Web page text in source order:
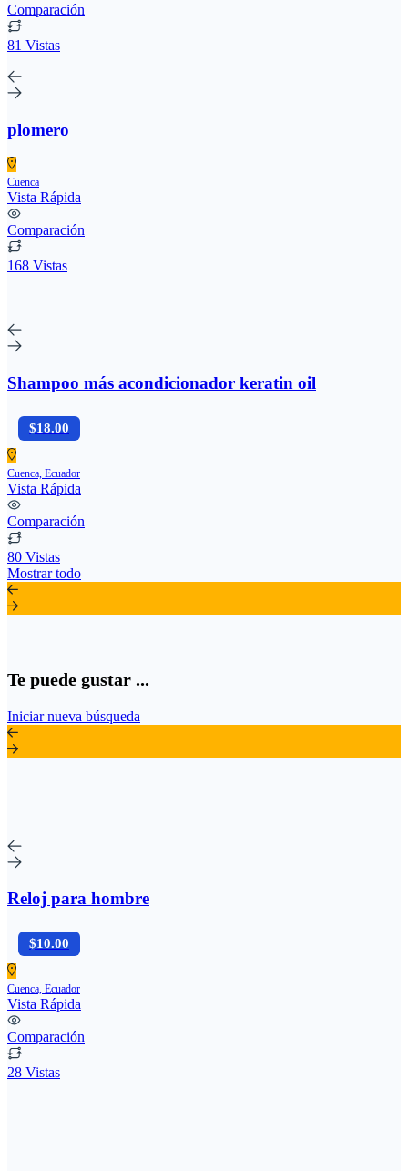
Comparación
81 Vistas
plomero
Cuenca
Vista Rápida
Comparación
168 Vistas
Shampoo más acondicionador keratin oil
$18.00
Cuenca, Ecuador
Vista Rápida
Comparación
80 Vistas
Mostrar todo
Te puede gustar ...
Iniciar nueva búsqueda
Reloj para hombre
$10.00
Cuenca, Ecuador
Vista Rápida
Comparación
28 Vistas